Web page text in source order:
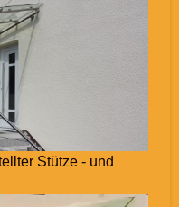
Stütze - und